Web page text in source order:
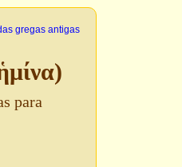
gregas antigas
para